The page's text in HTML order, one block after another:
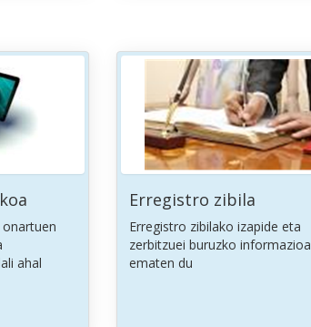
ahal
Erregistro zibila
Erregistro zibilako izapide eta
zerbitzuei buruzko informazioa
ematen du